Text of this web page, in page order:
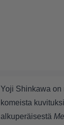
Yoji Shinkawa on
komeista
alkuperäisestä